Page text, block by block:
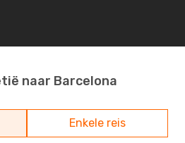
naar Barcelona
Enkele reis